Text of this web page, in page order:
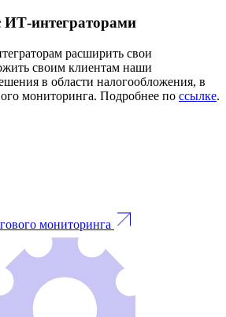
ИТ-интеграторами
расширить свои
своим клиентам наши
в области налогообложения, в
мониторинга. Подробнее по ссылке.
мониторинга